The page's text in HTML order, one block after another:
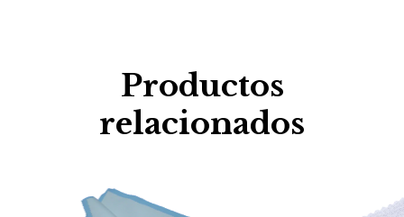
Productos
relacionados